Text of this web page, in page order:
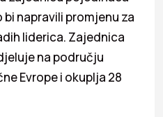
napravili promjenu za
liderica. Zajednica
na području
Evrope i okuplja 28